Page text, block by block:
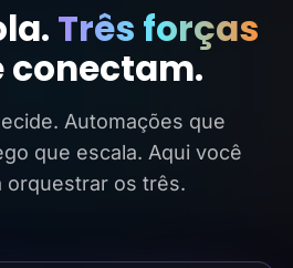
Três forças
conectam.
Automações que
que escala. Aqui você
orquestrar os três.